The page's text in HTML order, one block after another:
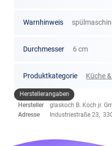
Warnhinweis
Durchmesser 6 cm
Produktkategorie Küche
Herstellerangaben
Hersteller
glaskoch B. Koch jr.
Adresse
Industriestraße 23,